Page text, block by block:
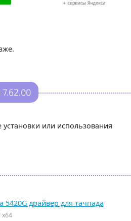
или использования
5420G драйвер для тачпада
x64